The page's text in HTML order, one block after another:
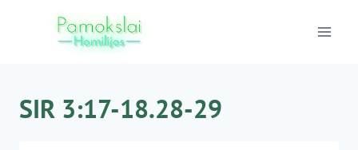
SIR 3:17-18.28-29